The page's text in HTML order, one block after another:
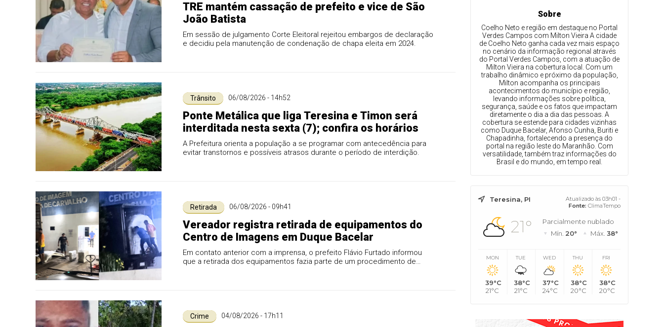
TRE mantém cassação de prefeito e vice de São
João Batista
Em sessão de julgamento Corte Eleitoral rejeitou embargos de declaração
e decidiu pela manutenção de condenação de chapa eleita em 2024.
Trânsito 06/08/2026 - 14h52
Ponte Metálica que liga Teresina e Timon será
interditada nesta sexta (7); confira os horários
A Prefeitura orienta a população a se programar com antecedência para
evitar transtornos e possíveis atrasos durante o período de interdição.
Retirada 06/08/2026 - 09h41
Vereador registra retirada de equipamentos do
Centro de Imagens em Duque Bacelar
Em contato anterior com a imprensa, o prefeito Flávio Furtado informou
que a retirada dos equipamentos fazia parte de um procedimento de
Crime 04/08/2026 - 17h11
Sobre
Coelho Neto e região em destaque no Portal
Verdes Campos com Milton Vieira A cidade
de Coelho Neto ganha cada vez mais espaço
no cenário da informação regional através
do Portal Verdes Campos, com a atuação de
Milton Vieira na cobertura local. Com um
trabalho dinâmico e próximo da população,
Milton acompanha os principais
acontecimentos do município e região,
levando informações sobre política,
segurança, saúde e os fatos que impactam
diretamente o dia a dia das pessoas. A
cobertura se estende para cidades vizinhas
como Duque Bacelar, Afonso Cunha, Buriti e
Chapadinha, fortalecendo a presença do
portal na região leste do Maranhão. Com
versatilidade, também traz informações do
Brasil e do mundo, em tempo real.
Teresina, PI
Atualizado às 03h01 -
Fonte: ClimaTempo
21°
Parcialmente nublado
Mín. 20° Máx. 38°
MON
39°C
21°C
TUE
38°C
21°C
WED
37°C
24°C
THU
38°C
20°C
FRI
38°C
20°C